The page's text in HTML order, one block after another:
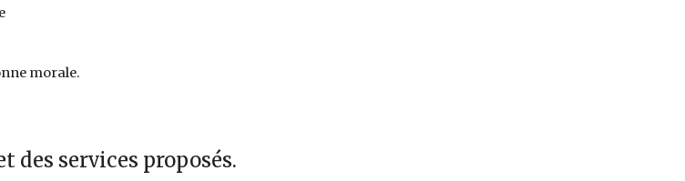
morale.
des services proposés.